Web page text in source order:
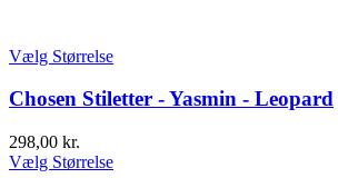
Vælg Størrelse
Chosen Stiletter - Yasmin - Leopard
298,00 kr.
Vælg Størrelse